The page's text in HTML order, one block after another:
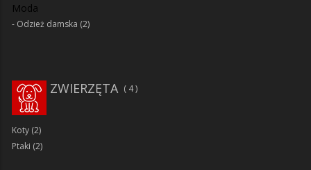
Moda
Odzież damska (2)
ZWIERZĘTA 4
Koty (2)
Ptaki (2)